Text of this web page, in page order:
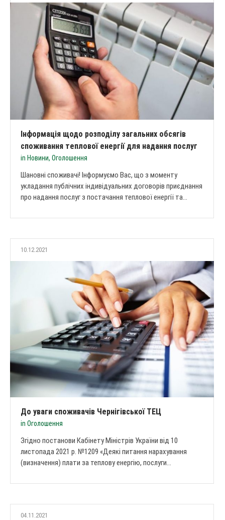
Інформація щодо розподілу загальних обсягів
споживання теплової енергії для надання послуг
in Новини,Оголошення
Шановні споживачі! Інформуємо Вас, що з моменту
укладання публічних індивідуальних договорів приєднання
про надання послуг з постачання теплової енергії та...
10.12.2021
До уваги споживачів Чернігівської ТЕЦ
inОголошення
Згідно постанови Кабінету Міністрів України від 10
листопада 2021 р. №1209 «Деякі питання нарахування
(визначення) плати за теплову енергію, послуги...
04.11.2021